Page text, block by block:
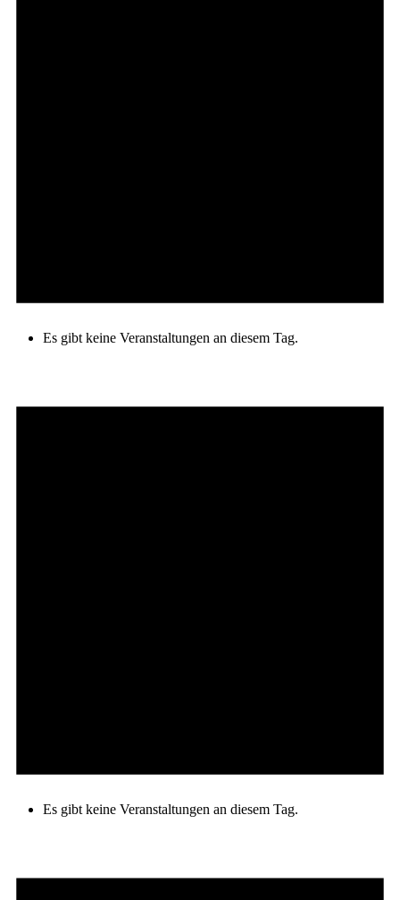
Es gibt keine Veranstaltungen an diesem Tag.
Es gibt keine Veranstaltungen an diesem Tag.